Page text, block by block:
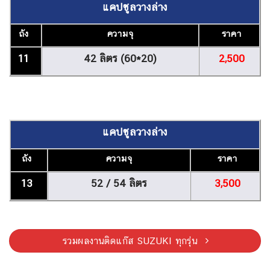
แคปซูลวางล่าง
ถัง ความจุ ราคา
11 42 ลิตร (60*20) 2,500
แคปซูลวางล่าง
ถัง ความจุ ราคา
13 52 / 54 ลิตร 3,500
รวมผลงานติดแก๊ส SUZUKI ทุกรุ่น